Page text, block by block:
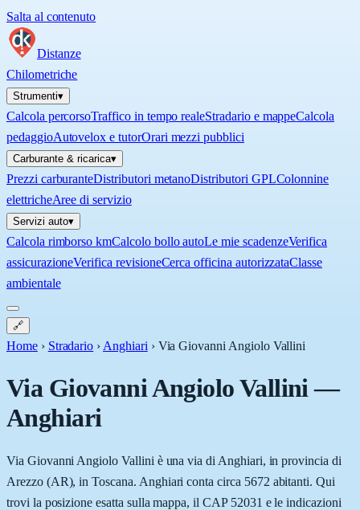
Salta al contenuto
Distanze
Chilometriche
Strumenti▾
Calcola percorsoTraffico in tempo realeStradario e mappeCalcola
pedaggioAutovelox e tutorOrari mezzi pubblici
Carburante & ricarica▾
Prezzi carburanteDistributori metanoDistributori GPLColonnine
elettricheAree di servizio
Servizi auto▾
Calcola rimborso kmCalcolo bollo autoLe mie scadenzeVerifica
assicurazioneVerifica revisioneCerca officina autorizzataClasse
ambientale
🔗
Home › Stradario › Anghiari › Via Giovanni Angiolo Vallini
Via Giovanni Angiolo Vallini—
Anghiari
Via Giovanni Angiolo Vallini è una via di Anghiari, in provincia di
Arezzo (AR), in Toscana. Anghiari conta circa 5672 abitanti. Qui
trovi la posizione esatta sulla mappa, il CAP 52031 e le indicazioni